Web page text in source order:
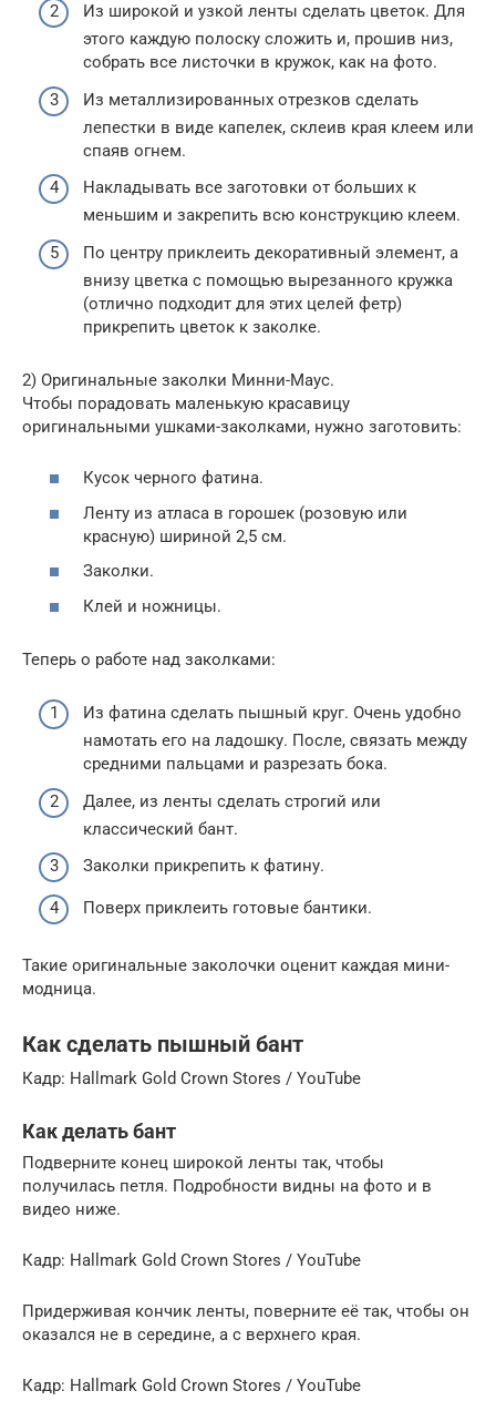
Из широкой и узкой ленты сделать цветок. Для
этого каждую полоску сложить и, прошив низ,
собрать все листочки в кружок, как на фото.
Из металлизированных отрезков сделать
лепестки в виде капелек, склеив края клеем или
спаяв огнем.
Накладывать все заготовки от больших к
меньшим и закрепить всю конструкцию клеем.
По центру приклеить декоративный элемент, а
внизу цветка с помощью вырезанного кружка
(отлично подходит для этих целей фетр)
прикрепить цветок к заколке.
2) Оригинальные заколки Минни-Маус.
Чтобы порадовать маленькую красавицу
оригинальными ушками-заколками, нужно заготовить:
Кусок черного фатина.
Ленту из атласа в горошек (розовую или
красную) шириной 2,5 см.
Заколки.
Клей и ножницы.
Теперь о работе над заколками:
Из фатина сделать пышный круг. Очень удобно
намотать его на ладошку. После, связать между
средними пальцами и разрезать бока.
Далее, из ленты сделать строгий или
классический бант.
Заколки прикрепить к фатину.
Поверх приклеить готовые бантики.
Такие оригинальные заколочки оценит каждая мини-
модница.
Как сделать пышный бант
Кадр: Hallmark Gold Crown Stores / YouTube
Как делать бант
Подверните конец широкой ленты так, чтобы
получилась петля. Подробности видны на фото и в
видео ниже.
Кадр: Hallmark Gold Crown Stores / YouTube
Придерживая кончик ленты, поверните её так, чтобы он
оказался не в середине, а с верхнего края.
Кадр: Hallmark Gold Crown Stores / YouTube